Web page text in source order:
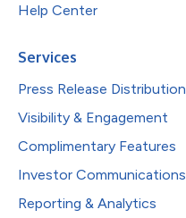
Help Center
Services
Press Release Distribution
Visibility & Engagement
Complimentary Features
Investor Communications
Reporting & Analytics